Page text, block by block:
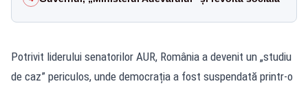
Potrivit liderului senatorilor AUR, România a devenit un „studiu
de caz” periculos, unde democrația a fost suspendată printr-o